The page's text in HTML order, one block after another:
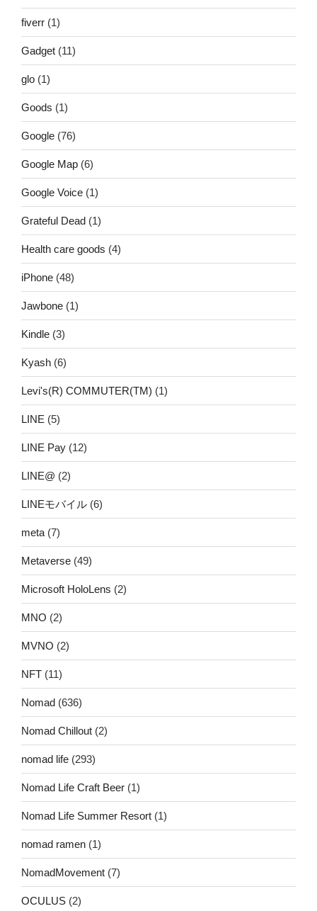
fiverr (1)
Gadget (11)
glo (1)
Goods (1)
Google (76)
Google Map (6)
Google Voice (1)
Grateful Dead (1)
Health care goods (4)
iPhone (48)
Jawbone (1)
Kindle (3)
Kyash (6)
Levi's(R) COMMUTER(TM) (1)
LINE (5)
LINE Pay (12)
LINE@ (2)
LINEモバイル (6)
meta (7)
Metaverse (49)
Microsoft HoloLens (2)
MNO (2)
MVNO (2)
NFT (11)
Nomad (636)
Nomad Chillout (2)
nomad life (293)
Nomad Life Craft Beer (1)
Nomad Life Summer Resort (1)
nomad ramen (1)
NomadMovement (7)
OCULUS (2)